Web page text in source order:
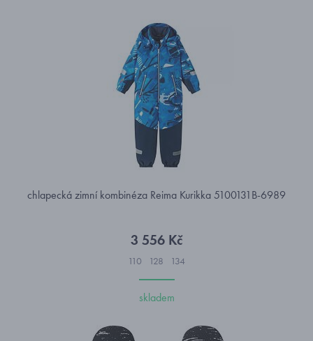
chlapecká zimní kombinéza Reima Kurikka 5100131B-6989
3 556 Kč
110 128 134
skladem